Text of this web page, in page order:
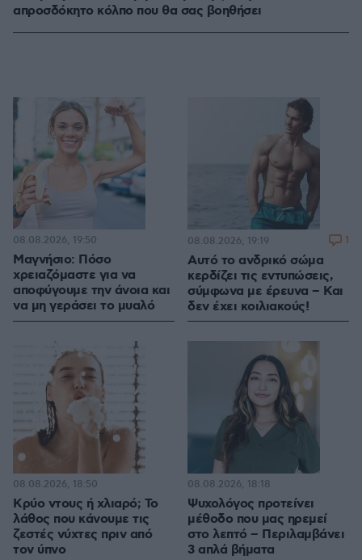
απροσδόκητο κόλπο που θα σας βοηθήσει
Μαγνήσιο: Πόσο
χρειαζόμαστε για να
αποφύγουμε την άνοια και
να μη γεράσει το μυαλό
08.08.2026, 19:50
Αυτό το ανδρικό σώμα
κερδίζει τις εντυπώσεις,
σύμφωνα με έρευνα – Και
δεν έχει κοιλιακούς!
08.08.2026, 19:19 1
Κρύο ντους ή χλιαρό; Το
λάθος που κάνουμε τις
ζεστές νύχτες πριν από
τον ύπνο
08.08.2026, 18:50
Ψυχολόγος προτείνει
μέθοδο που μας ηρεμεί
στο λεπτό – Περιλαμβάνει
3 απλά βήματα
08.08.2026, 18:18